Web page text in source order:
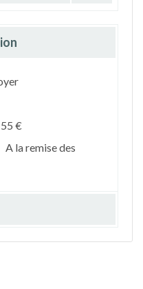
55 €
A la remise des